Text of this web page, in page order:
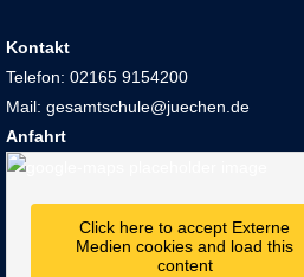
Kontakt
Telefon: 02165 9154200
Mail: gesamtschule@juechen.de
Anfahrt
Click here to accept Externe
Medien cookies and load this
content